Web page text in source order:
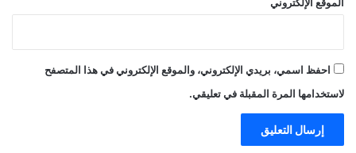
الموقع الإلكتروني
احفظ اسمي، بريدي الإلكتروني، والموقع الإلكتروني في هذا المتصفح
لاستخدامها المرة المقبلة في تعليقي.